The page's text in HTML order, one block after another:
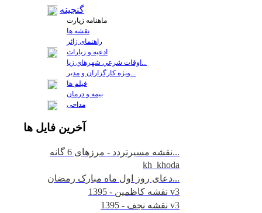
گنجینه
ماهنامه زیارت
نقشه ها
راهنمای زائر
ادعیه و زیارات
فيلم ها
بیمه و درمان
مداحی
آخرين فايل ها
نقشه مسیرتردد - مرزهای 6 گانه...
kh_khoda
دعای روز اول ماه مبارک رمضان...
نقشه کاظمین - 1395 v3
نقشه نجف - 1395 v3